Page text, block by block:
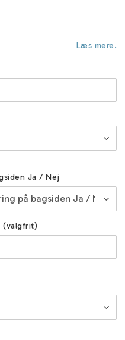
Læs mere.
Ja / Nej
(valgfrit)